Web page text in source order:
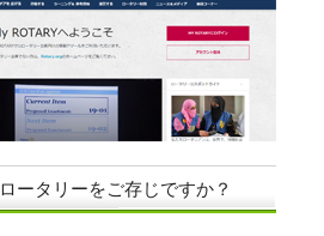
ロータリーをご存じですか？